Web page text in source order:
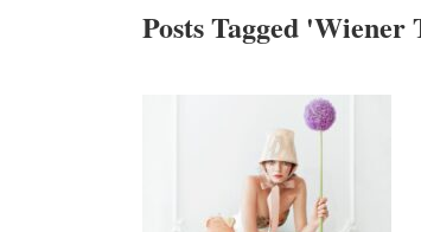
Posts Tagged 'Wiener